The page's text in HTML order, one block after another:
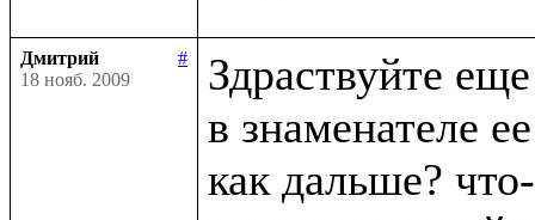
Дмитрий
#
18 нояб. 2009
Здраствуйте
в знаменателе
как дальше?